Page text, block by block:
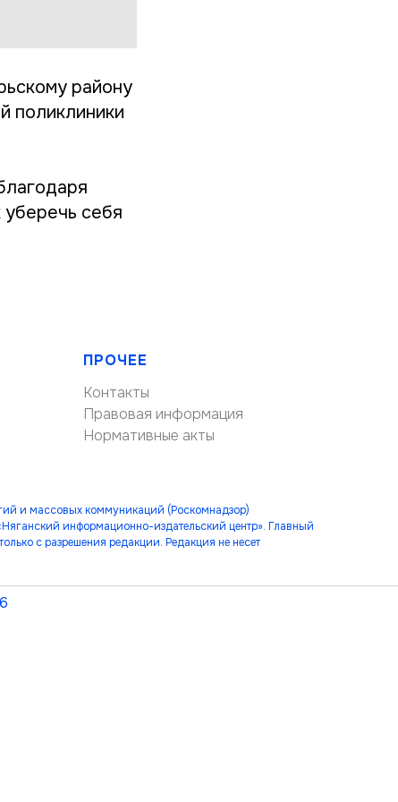
району
поликлиники
себя
ПРОЧЕЕ
Контакты
Правовая информация
Нормативные акты
и массовых коммуникаций (Роскомнадзор)
информационно-издательский центр». Главный
с разрешения редакции. Редакция не несет